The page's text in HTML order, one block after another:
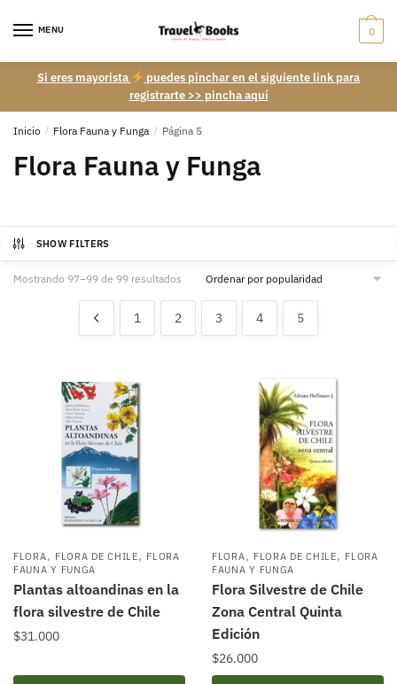
MENU 0
Si eres mayorista
puedes pinchar en el siguiente link para
registrarte >> pincha aquí
Inicio / Flora Fauna y Funga / Página 5
Flora Fauna y Funga
SHOW FILTERS
Mostrando 97–99 de 99 resultados Ordenado
1 2 3 4 5
FLORA, FLORA DE CHILE, FLORA
FAUNA Y FUNGA
Plantas altoandinas en la
flora silvestre de Chile
$31.000
FLORA, FLORA DE CHILE, FLORA
FAUNA Y FUNGA
Flora Silvestre de Chile
Zona Central Quinta
Edición
$26.000